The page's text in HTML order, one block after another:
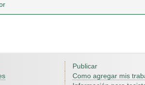
Publicar
Como agregar mis